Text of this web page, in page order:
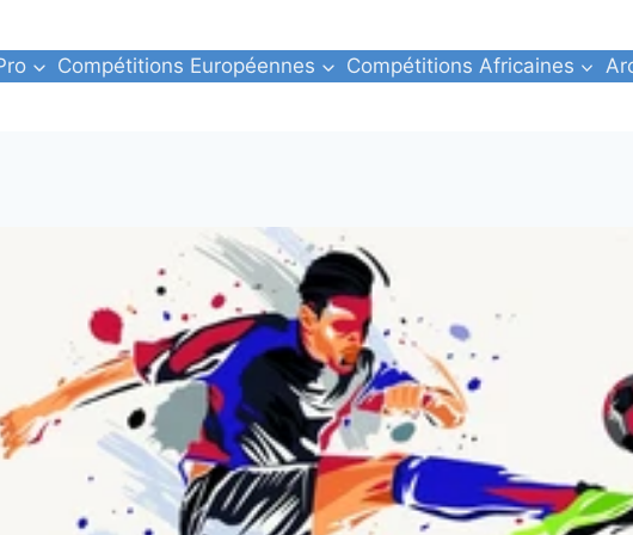
Compétitions Européennes Compétitions Africaines